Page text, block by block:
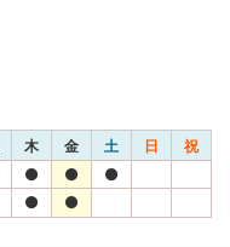
木 金 土 日 祝